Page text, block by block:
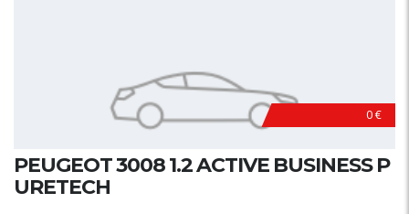
0 €
PEUGEOT 3008 1.2 ACTIVE BUSINESS P
URETECH